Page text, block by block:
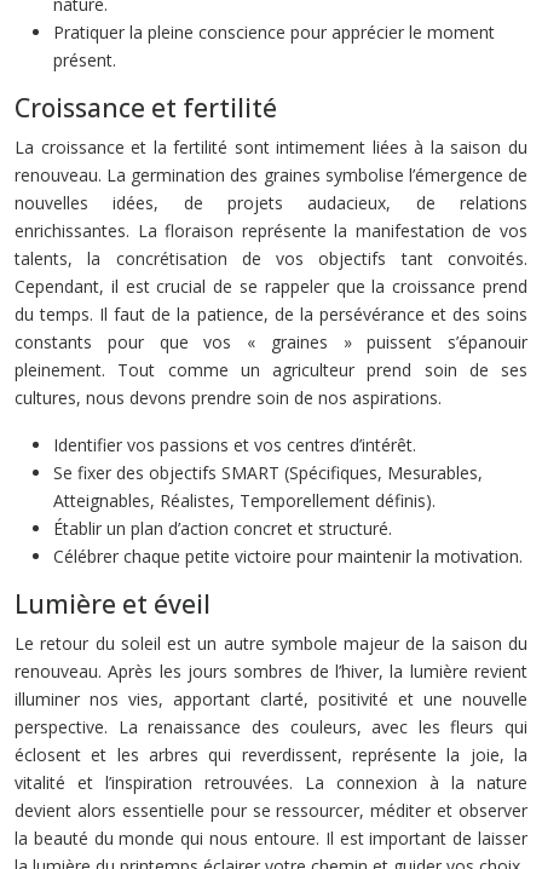
Pratiquer la pleine conscience pour apprécier le moment
présent.
Croissance et fertilité
La croissance et la fertilité sont intimement liées à la saison du
renouveau. La germination des graines symbolise l’émergence de
nouvelles idées, de projets audacieux, de relations
enrichissantes. La floraison représente la manifestation de vos
talents, la concrétisation de vos objectifs tant convoités.
Cependant, il est crucial de se rappeler que la croissance prend
du temps. Il faut de la patience, de la persévérance et des soins
constants pour que vos « graines » puissent s’épanouir
pleinement. Tout comme un agriculteur prend soin de ses
cultures, nous devons prendre soin de nos aspirations.
Identifier vos passions et vos centres d’intérêt.
Se fixer des objectifs SMART (Spécifiques, Mesurables,
Atteignables, Réalistes, Temporellement définis).
Établir un plan d’action concret et structuré.
Célébrer chaque petite victoire pour maintenir la motivation.
Lumière et éveil
Le retour du soleil est un autre symbole majeur de la saison du
renouveau. Après les jours sombres de l’hiver, la lumière revient
illuminer nos vies, apportant clarté, positivité et une nouvelle
perspective. La renaissance des couleurs, avec les fleurs qui
éclosent et les arbres qui reverdissent, représente la joie, la
vitalité et l’inspiration retrouvées. La connexion à la nature
devient alors essentielle pour se ressourcer, méditer et observer
la beauté du monde qui nous entoure. Il est important de laisser